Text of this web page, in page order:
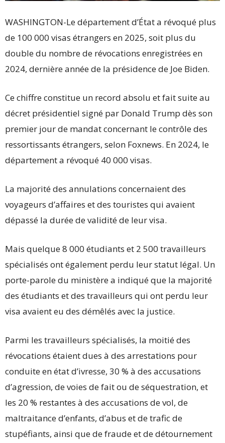
WASHINGTON-Le département d’État a révoqué plus
de 100 000 visas étrangers en 2025, soit plus du
double du nombre de révocations enregistrées en
2024, dernière année de la présidence de Joe Biden.
Ce chiffre constitue un record absolu et fait suite au
décret présidentiel signé par Donald Trump dès son
premier jour de mandat concernant le contrôle des
ressortissants étrangers, selon Foxnews. En 2024, le
département a révoqué 40 000 visas.
La majorité des annulations concernaient des
voyageurs d’affaires et des touristes qui avaient
dépassé la durée de validité de leur visa.
Mais quelque 8 000 étudiants et 2 500 travailleurs
spécialisés ont également perdu leur statut légal. Un
porte-parole du ministère a indiqué que la majorité
des étudiants et des travailleurs qui ont perdu leur
visa avaient eu des démêlés avec la justice.
Parmi les travailleurs spécialisés, la moitié des
révocations étaient dues à des arrestations pour
conduite en état d’ivresse, 30 % à des accusations
d’agression, de voies de fait ou de séquestration, et
les 20 % restantes à des accusations de vol, de
maltraitance d’enfants, d’abus et de trafic de
stupéfiants, ainsi que de fraude et de détournement